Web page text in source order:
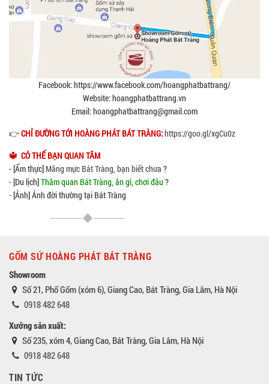
Facebook: https://www.facebook.com/hoangphatbattrang/
Website: hoangphatbattrang.vn
Email: hoangphatbattrang@gmail.com
👉CHỈ ĐƯỜNG TỚI HOÀNG PHÁT BÁT TRÀNG:https://goo.gl/xgCu0z
🔱 CÓ THẾ BẠN QUAN TÂM
- [Ẩm thực] Măng mực Bát Tràng, bạn biết chưa ?
- [Du lịch]Thăm quan Bát Tràng, ăn gì, chơi đâu ?
- [Ảnh] Ảnh đời thường tại Bát Tràng
GỐM SỨ HOÀNG PHÁT BÁT TRÀNG
Showroom
Số 21, Phố Gốm (xóm 6), Giang Cao, Bát Tràng, Gia Lâm, Hà Nội
0918 482 648
Xưởng sản xuất:
Số 235, xóm 4, Giang Cao, Bát Tràng, Gia Lâm, Hà Nội
0918 482 648
TIN TỨC